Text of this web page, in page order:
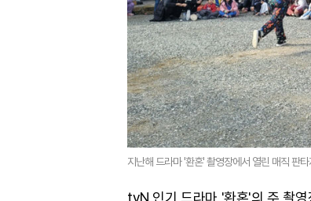
지난해 드라마 '환혼' 촬영장에서 열린 매직 판
tvN 인기 드라마 '환혼'의 주 촬영